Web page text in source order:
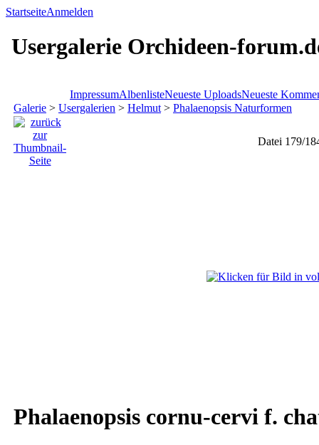
StartseiteAnmelden
Usergalerie Orchideen-
ImpressumAlbenlisteNeueste UploadsNeueste
Galerie > Usergalerien > Helmut > Phalaenopsis Naturformen
Datei 179/
Phalaenopsis cornu-cervi f.